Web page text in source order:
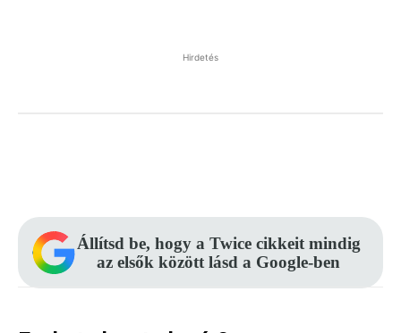
Hirdetés
Állítsd be, hogy a Twice cikkeit mindig
az elsők között lásd a Google-ben